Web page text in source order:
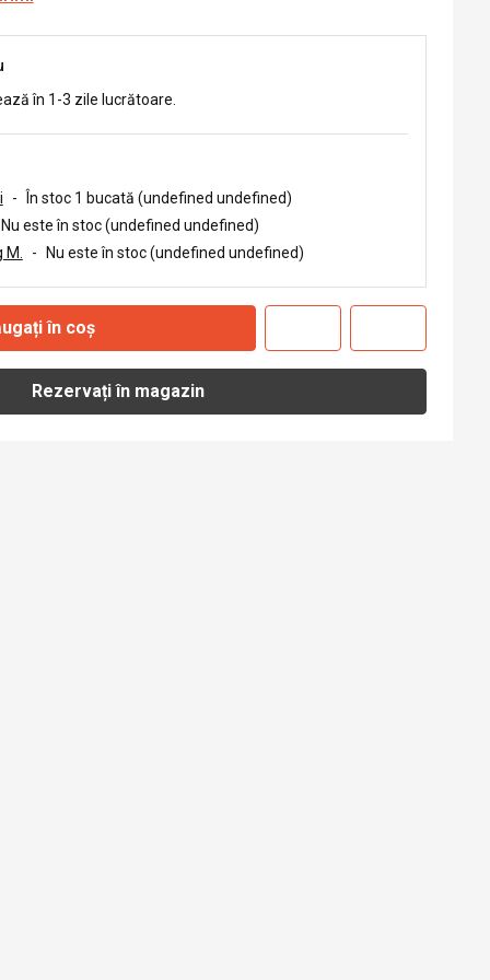
în 1-3 zile lucrătoare.
-
În stoc 1 bucată (undefined undefined)
Nu este în stoc (undefined undefined)
- Nu este în stoc (undefined undefined)
în coș
Rezervați în magazin